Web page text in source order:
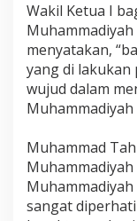
d
Wakil Ketua I
menyatakan,
yang di lakukan
wujud dalam
Muhammadiyah
Muhammad
sangat